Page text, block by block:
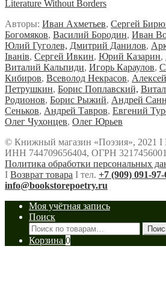
Literature Without Borders
Авторы: Иван Ахметьев, Сергей
Богомяков, Василий Бородин, Иван
Юлий Гуголев, Дмитрий Данилов,
Iванiв, Сергей Ивкин, Юрий Казарин,
Виталий Кальпиди, Игорь Караулов,
Кибиров, Всеволод Некрасов,
Петрушкин, Борис Поплавский,
Родионов, Борис Рыжий, Андрей
Сеньков, Андрей Тавров, Евгений
Олег Чухонцев, Олег Юрьев
© Книжный магазин «Поэзия», 2021
ИНН 744709656404, ОГРН
Политика обработки персональных
Ι Возврат товара Ι тел. +7 (909) 091-97-
info@bookstorepoetry.ru
Моя учётная запись
Поиск
Искать:
Корзина 0